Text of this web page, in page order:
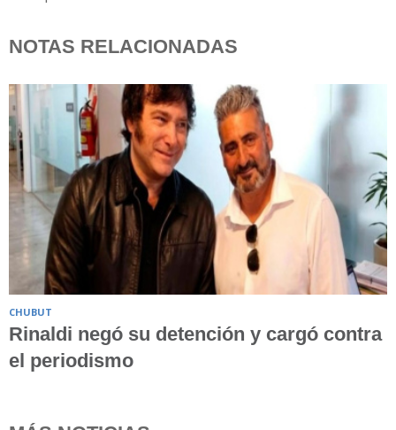
NOTAS RELACIONADAS
CHUBUT
Rinaldi negó su detención y cargó contra
el periodismo